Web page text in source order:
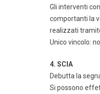
Gli interventi
comportanti la
realizzati
Unico vincolo:
4. SCIA
Debutta la
Si possono